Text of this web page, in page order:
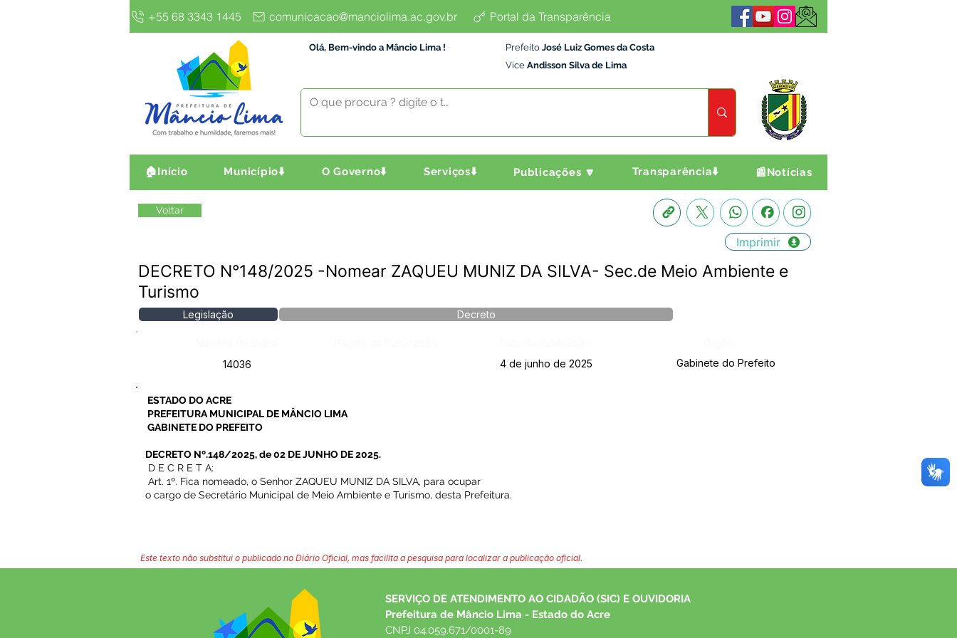
+55 68 3343 1445 comunicacao@manciolima.ac.gov.br Portal da Transparência
Olá, Bem-vindo a Mâncio Lima ! Prefeito José Luiz Gomes da Costa
Vice Andisson Silva de Lima
🏠Início Município⬇️ O Governo⬇️ Serviços⬇️ Publicações 🔽 Transparência⬇️ 📰Notícias
Voltar
Imprimir
DECRETO N°148/2025 -Nomear ZAQUEU MUNIZ DA SILVA- Sec.de Meio Ambiente e
Turismo
Legislação Decreto
14036
4 de junho de 2025 Gabinete do Prefeito
ESTADO DO ACRE
PREFEITURA MUNICIPAL DE MÂNCIO LIMA
GABINETE DO PREFEITO
DECRETO Nº.148/2025, de 02 DE JUNHO DE 2025.
D E C R E T A:
Art. 1º. Fica nomeado, o Senhor ZAQUEU MUNIZ DA SILVA, para ocupar
o cargo de Secretário Municipal de Meio Ambiente e Turismo, desta Prefeitura.
Este texto não substitui o publicado no Diário Oficial, mas facilita a pesquisa para localizar a publicação oficial.
SERVIÇO DE ATENDIMENTO AO CIDADÃO (SIC) E OUVIDORIA
Prefeitura de Mâncio Lima - Estado do Acre
CNPJ 04.059.671/0001-89